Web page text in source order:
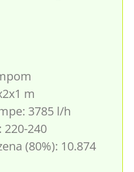
m
3785 l/h
240
(80%): 10.874